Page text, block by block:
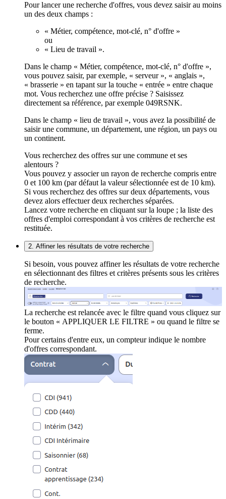
Pour lancer une recherche d'offres, vous devez saisir au moins
un des deux champs :
« Métier, compétence, mot-clé, n° d'offre »
ou
« Lieu de travail ».
Dans le champ « Métier, compétence, mot-clé, n° d'offre »,
vous pouvez saisir, par exemple, « serveur », « anglais »,
« brasserie » en tapant sur la touche « entrée » entre chaque
mot. Vous recherchez une offre précise ? Saisissez
directement sa référence, par exemple 049RSNK.
Dans le champ « lieu de travail », vous avez la possibilité de
saisir une commune, un département, une région, un pays ou
un continent.
Vous recherchez des offres sur une commune et ses
alentours ?
Vous pouvez y associer un rayon de recherche compris entre
0 et 100 km (par défaut la valeur sélectionnée est de 10 km).
Si vous recherchez des offres sur deux départements, vous
devez alors effectuer deux recherches séparées.
Lancez votre recherche en cliquant sur la loupe ; la liste des
offres d'emploi correspondant à vos critères de recherche est
restituée.
2. Affiner les résultats de votre recherche
Si besoin, vous pouvez affiner les résultats de votre recherche
en sélectionnant des filtres et critères présents sous les critères
de recherche.
La recherche est relancée avec le filtre quand vous cliquez sur
le bouton « APPLIQUER LE FILTRE » ou quand le filtre se
ferme.
Pour certains d'entre eux, un compteur indique le nombre
d'offres correspondant.